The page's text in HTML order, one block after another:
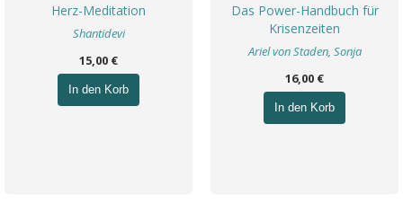
Herz-Meditation
Shantidevi
15,00 €
In den Korb
Das Power-Handbuch für
Krisenzeiten
Ariel von Staden, Sonja
16,00 €
In den Korb